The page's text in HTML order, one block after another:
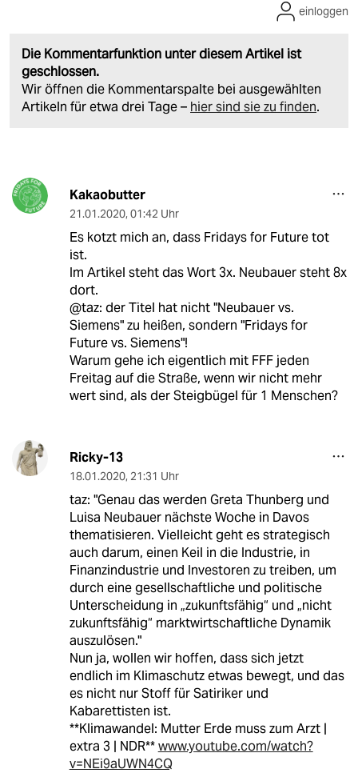
Die Kommentarfunktion unter diesem Artikel ist
geschlossen.
Wir öffnen die Kommentarspalte bei ausgewählten
Artikeln für etwa drei Tage – hier sind sie zu finden.
einloggen
Kakaobutter
21.01.2020, 01:42 Uhr
Es kotzt mich an, dass Fridays for Future tot
ist.
Im Artikel steht das Wort 3x. Neubauer steht 8x
dort.
@taz: der Titel hat nicht "Neubauer vs.
Siemens" zu heißen, sondern "Fridays for
Future vs. Siemens"!
Warum gehe ich eigentlich mit FFF jeden
Freitag auf die Straße, wenn wir nicht mehr
wert sind, als der Steigbügel für 1 Menschen?
Ricky-13
18.01.2020, 21:31 Uhr
taz: "Genau das werden Greta Thunberg und
Luisa Neubauer nächste Woche in Davos
thematisieren. Vielleicht geht es strategisch
auch darum, einen Keil in die Industrie, in
Finanzindustrie und Investoren zu treiben, um
durch eine gesellschaftliche und politische
Unterscheidung in „zukunftsfähig“ und „nicht
zukunftsfähig“ marktwirtschaftliche Dynamik
auszulösen."
Nun ja, wollen wir hoffen, dass sich jetzt
endlich im Klimaschutz etwas bewegt, und das
es nicht nur Stoff für Satiriker und
Kabarettisten ist.
**Klimawandel: Mutter Erde muss zum Arzt |
extra 3 | NDR**www.youtube.com/watch?
v=NEi9aUWN4CQ